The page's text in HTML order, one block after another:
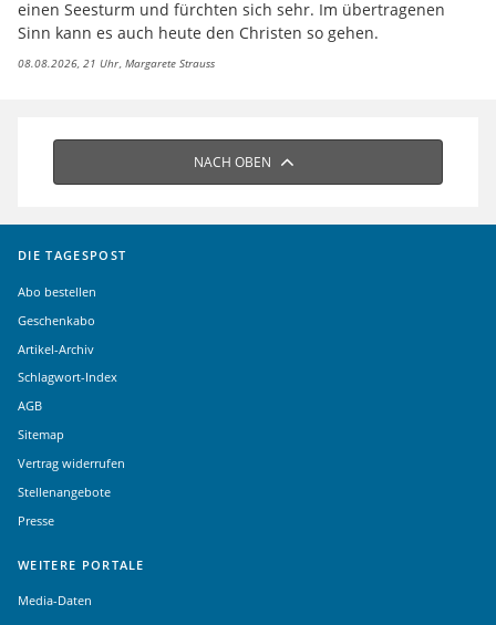
einen Seesturm und fürchten sich sehr. Im übertragenen
Sinn kann es auch heute den Christen so gehen.
08.08.2026, 21 Uhr Margarete Strauss
NACH OBEN
DIE TAGESPOST
Abo bestellen
Geschenkabo
Artikel-Archiv
Schlagwort-Index
AGB
Sitemap
Vertrag widerrufen
Stellenangebote
Presse
WEITERE PORTALE
Media-Daten